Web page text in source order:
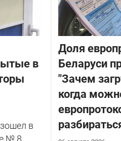
в
в
№ 8.
Доля
Беларуси
"Зачем
когда